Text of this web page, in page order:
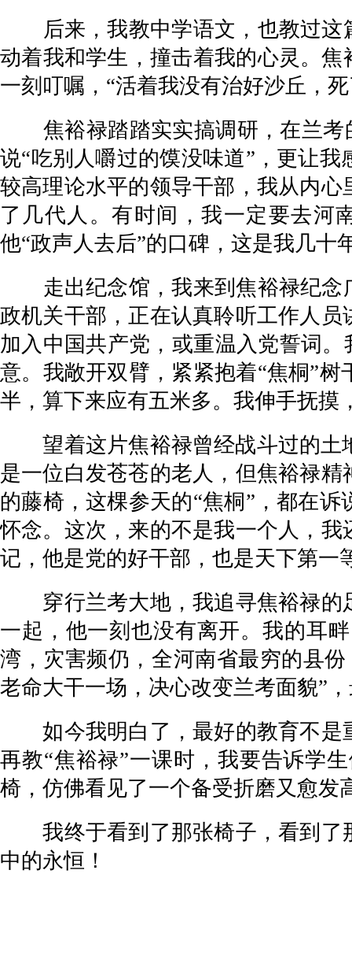
后来，我教中学语文，也教过这
动着我和学生，撞击着我的心灵。
一刻叮嘱，“活着我没有治好沙丘，
焦裕禄踏踏实实搞调研，在兰考
说“吃别人嚼过的馍没味道”，更让
较高理论水平的领导干部，我从内
了几代人。有时间，我一定要去河
他“政声人去后”的口碑，这是我几十
走出纪念馆，我来到焦裕禄纪念
政机关干部，正在认真聆听工作人
加入中国共产党，或重温入党誓词
意。我敞开双臂，紧紧抱着“焦桐”
半，算下来应有五米多。我伸手抚摸
望着这片焦裕禄曾经战斗过的土
是一位白发苍苍的老人，但焦裕禄
的藤椅，这棵参天的“焦桐”，都在
怀念。这次，来的不是我一个人，
记，他是党的好干部，也是天下第一
穿行兰考大地，我追寻焦裕禄的
一起，他一刻也没有离开。我的耳
湾，灾害频仍，全河南省最穷的县
老命大干一场，决心改变兰考面貌”
如今我明白了，最好的教育不是
再教“焦裕禄”一课时，我要告诉学
椅，仿佛看见了一个备受折磨又愈发
我终于看到了那张椅子，看到了
中的永恒！